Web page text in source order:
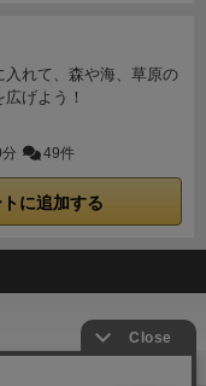
ルールとして「1金を
ートに移動させる事が
無くお金がある限りダ
させられる」というも
果が欲しいけどゲート
狙いのゲートに移動さ
。これは「ストレスな
う作者の意図が感じ
り効率的なフライト，
のを目指す事は出来
もしようと思えば出
入れて、森や海、草原の
げよう！
49件
に追加する